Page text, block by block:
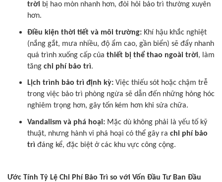
trời bị hao mòn nhanh hơn, đòi hỏi bảo trì thường xuyên
hơn.
Điều kiện thời tiết và môi trường: Khí hậu khắc nghiệt
(nắng gắt, mưa nhiều, độ ẩm cao, gần biển) sẽ đẩy nhanh
quá trình xuống cấp của thiết bị thể thao ngoài trời, làm
tăng chi phí bảo trì.
Lịch trình bảo trì định kỳ: Việc thiếu sót hoặc chậm trễ
trong việc bảo trì phòng ngừa sẽ dẫn đến những hỏng hóc
nghiêm trọng hơn, gây tốn kém hơn khi sửa chữa.
Vandalism và phá hoại: Mặc dù không phải là yếu tố kỹ
thuật, nhưng hành vi phá hoại có thể gây ra chi phí bảo
trì đáng kể, đặc biệt ở các khu vực công cộng.
Ước Tính Tỷ Lệ Chi Phí Bảo Trì so với Vốn Đầu Tư Ban Đầu